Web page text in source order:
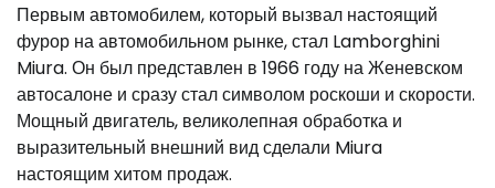
Первым автомобилем, который вызвал настоящий
фурор на автомобильном рынке, стал Lamborghini
Miura. Он был представлен в 1966 году на Женевском
автосалоне и сразу стал символом роскоши и скорости.
Мощный двигатель, великолепная обработка и
выразительный внешний вид сделали Miura
настоящим хитом продаж.